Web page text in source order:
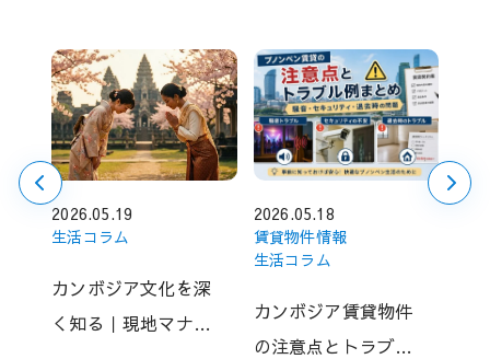
年版】
けスクール＆教室ま
とめ
2026.05.19
生活コラム
カンボジア文化を深
く知る｜現地マナー
2026.05.18
賃貸物件情報
生活コラム
カンボジア賃貸物件
の注意点とトラブル